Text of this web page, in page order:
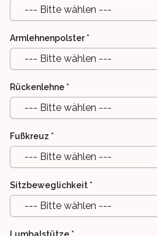
--- Bitte wählen ---
Armlehnenpolster *
--- Bitte wählen ---
Rückenlehne *
--- Bitte wählen ---
Fußkreuz *
--- Bitte wählen ---
Sitzbeweglichkeit *
--- Bitte wählen ---